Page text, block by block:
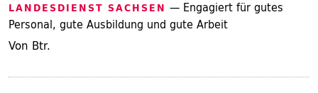
LANDESDIENST SACHSEN — Engagiert für gutes
Personal, gute Ausbildung und gute Arbeit
Von Btr.